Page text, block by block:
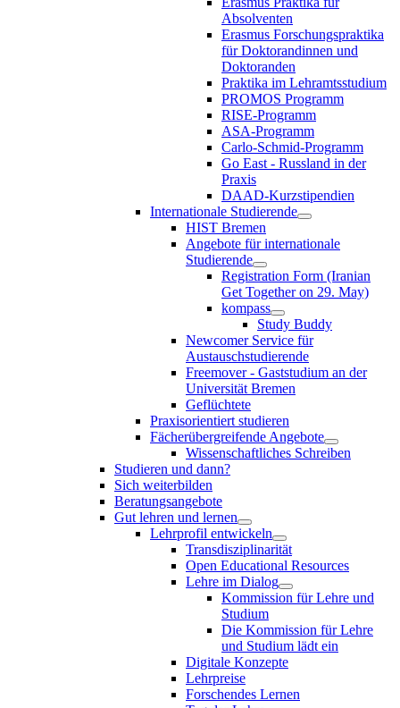
Absolventen
Erasmus Forschungspraktika
für Doktorandinnen und
Doktoranden
Praktika im Lehramtsstudium
PROMOS Programm
RISE-Programm
ASA-Programm
Carlo-Schmid-Programm
Go East - Russland in der
Praxis
DAAD-Kurzstipendien
Internationale Studierende
HIST Bremen
Angebote für internationale
Studierende
Registration Form (Iranian
Get Together on 29. May)
kompass
Study Buddy
Newcomer Service für
Austauschstudierende
Freemover - Gaststudium an der
Universität Bremen
Geflüchtete
Praxisorientiert studieren
Fächerübergreifende Angebote
Wissenschaftliches Schreiben
Studieren und dann?
Sich weiterbilden
Beratungsangebote
Gut lehren und lernen
Lehrprofil entwickeln
Transdisziplinarität
Open Educational Resources
Lehre im Dialog
Kommission für Lehre und
Studium
Die Kommission für Lehre
und Studium lädt ein
Digitale Konzepte
Lehrpreise
Forschendes Lernen